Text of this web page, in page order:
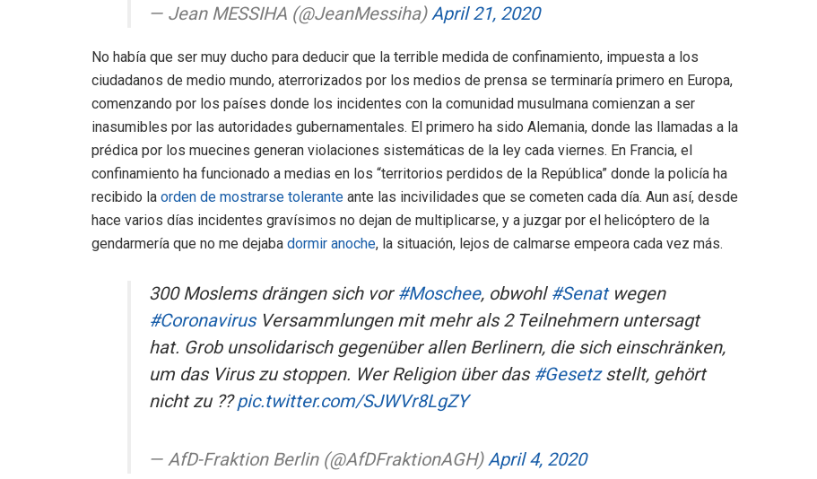
— Jean MESSIHA (@JeanMessiha)April 21, 2020
No había que ser muy ducho para deducir que la terrible medida de confinamiento, impuesta a los
ciudadanos de medio mundo, aterrorizados por los medios de prensa se terminaría primero en Europa,
comenzando por los países donde los incidentes con la comunidad musulmana comienzan a ser
inasumibles por las autoridades gubernamentales. El primero ha sido Alemania, donde las llamadas a la
prédica por los muecines generan violaciones sistemáticas de la ley cada viernes. En Francia, el
confinamiento ha funcionado a medias en los “territorios perdidos de la República” donde la policía ha
recibido la orden de mostrarse tolerante ante las incivilidades que se cometen cada día. Aun así, desde
hace varios días incidentes gravísimos no dejan de multiplicarse, y a juzgar por el helicóptero de la
gendarmería que no me dejaba dormir anoche, la situación, lejos de calmarse empeora cada vez más.
300 Moslems drängen sich vor#Moschee, obwohl#Senatwegen
#CoronavirusVersammlungen mit mehr als 2 Teilnehmern untersagt
hat. Grob unsolidarisch gegenüber allen Berlinern, die sich einschränken,
um das Virus zu stoppen. Wer Religion über das#Gesetzstellt, gehört
nicht zu ??pic.twitter.com/SJWVr8LgZY
— AfD-Fraktion Berlin (@AfDFraktionAGH)April 4, 2020